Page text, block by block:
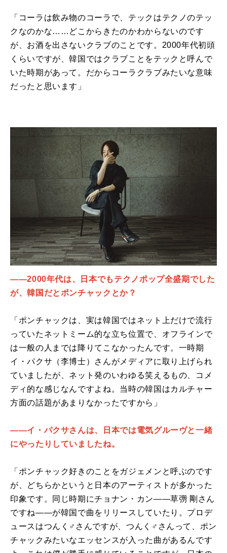
「コーラは飲み物のコーラで、テックはテクノのテッ
クなのかな……どこからきたのかわからないのです
が、お酒を出さないクラブのことです。2000年代初頭
くらいですが、韓国ではクラブことをテックと呼んで
いた時期があって。だからコーラクラブみたいな意味
だったと思います」
――2000年代は、日本でもテクノポップ全盛期でした
が、韓国だとポンチャックとか？
「ポンチャックは、実は韓国ではネット上だけで流行
っていたネットミーム的な立ち位置で、オフラインで
は一般の人までは降りてこなかったんです。一時期
イ・パクサ（李博士）さんがメディアに取り上げられ
ていましたが、ネット発のいわゆる笑えるもの、コメ
ディ的な感じなんですよね。当時の韓国はカルチャー
方面の話題があまりなかったですから」
――イ・パクサさんは、日本では電気グルーヴと一緒
にやったりしていましたね。
「ポンチャック好きのことをガジェメンと呼ぶのです
が、どちらかというと日本のアーティストが多かった
印象です。同じ時期にチョナン・カン――草彅 剛さん
ですね――が韓国で曲をリリースしていたり。プロデ
ュースはつんく♂さんですが、つんく♂さんって、ポン
チャックみたいなエッセンスが入った曲があるんです